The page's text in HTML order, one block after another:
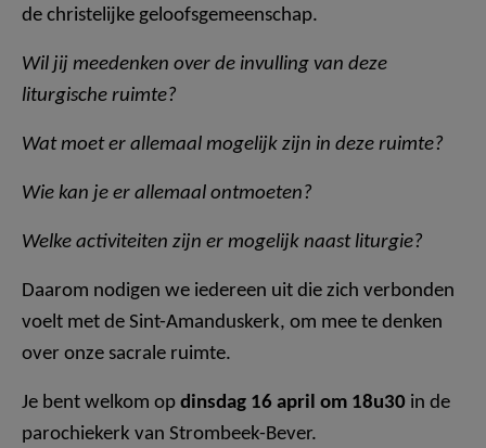
de christelijke geloofsgemeenschap.
Wil jij meedenken over de invulling van deze
liturgische ruimte?
Wat moet er allemaal mogelijk zijn in deze ruimte?
Wie kan je er allemaal ontmoeten?
Welke activiteiten zijn er mogelijk naast liturgie?
Daarom nodigen we iedereen uit die zich verbonden
voelt met de Sint-Amanduskerk, om mee te denken
over onze sacrale ruimte.
Je bent welkom op dinsdag 16 april om 18u30 in de
parochiekerk van Strombeek-Bever.